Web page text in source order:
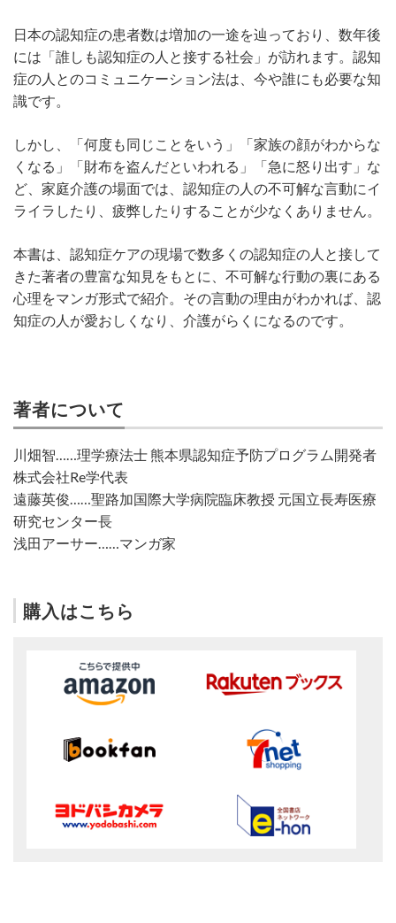
日本の認知症の患者数は増加の一途を辿っており、数年後
には「誰しも認知症の人と接する社会」が訪れます。認知
症の人とのコミュニケーション法は、今や誰にも必要な知
識です。
しかし、「何度も同じことをいう」「家族の顔がわからな
くなる」「財布を盗んだといわれる」「急に怒り出す」な
ど、家庭介護の場面では、認知症の人の不可解な言動にイ
ライラしたり、疲弊したりすることが少なくありません。
本書は、認知症ケアの現場で数多くの認知症の人と接して
きた著者の豊富な知見をもとに、不可解な行動の裏にある
心理をマンガ形式で紹介。その言動の理由がわかれば、認
知症の人が愛おしくなり、介護がらくになるのです。
著者について
川畑智……理学療法士 熊本県認知症予防プログラム開発者
株式会社Re学代表
遠藤英俊……聖路加国際大学病院臨床教授 元国立長寿医療
研究センター長
浅田アーサー……マンガ家
購入はこちら